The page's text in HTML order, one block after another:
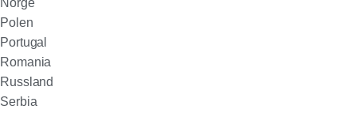
Norge
Polen
Portugal
Romania
Russland
Serbia